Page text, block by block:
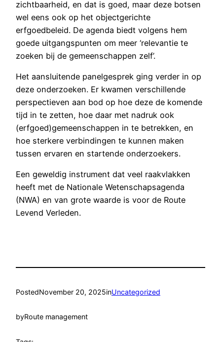
zichtbaarheid, en dat is goed, maar deze botsen
wel eens ook op het objectgerichte
erfgoedbeleid. De agenda biedt volgens hem
goede uitgangspunten om meer ‘relevantie te
zoeken bij de gemeenschappen zelf’.
Het aansluitende panelgesprek ging verder in op
deze onderzoeken. Er kwamen verschillende
perspectieven aan bod op hoe deze de komende
tijd in te zetten, hoe daar met nadruk ook
(erfgoed)gemeenschappen in te betrekken, en
hoe sterkere verbindingen te kunnen maken
tussen ervaren en startende onderzoekers.
Een geweldig instrument dat veel raakvlakken
heeft met de Nationale Wetenschapsagenda
(NWA) en van grote waarde is voor de Route
Levend Verleden.
PostedNovember 20, 2025inUncategorized
byRoute management